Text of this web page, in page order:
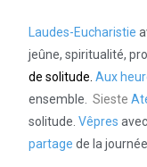
Laudes-Eucharistie
jeûne, spiritualité,
de solitude.Aux
ensemble.
Sieste
solitude.Vêpres
partage de la